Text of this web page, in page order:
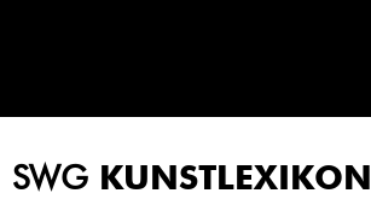
SWG KUNSTLEXIKON